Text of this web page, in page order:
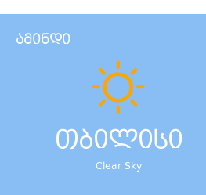
ამინდი
თბილისი
Clear Sky